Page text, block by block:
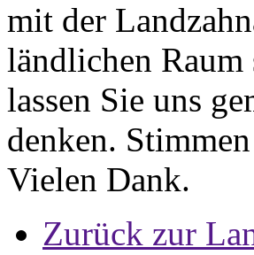
mit der
ländlichen
lassen Sie uns
denken.
Vielen Dank.
Zurück zur